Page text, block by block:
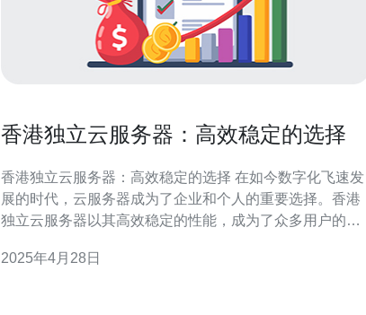
香港独立云服务器：高效稳定的选择
香港独立云服务器：高效稳定的选择 在如今数字化飞速发
展的时代，云服务器成为了企业和个人的重要选择。香港
独立云服务器以其高效稳定的性能，成为了众多用户的首
立云服务器是指用户可以在云平台上租用一台完整的服务
2025年4月28日